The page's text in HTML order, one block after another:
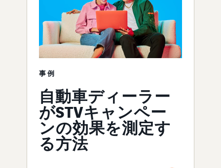
事例
自動車ディーラー
がSTVキャンペー
ンの効果を測定す
る方法